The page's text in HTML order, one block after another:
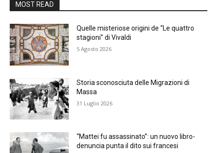
MOST READ
Quelle misteriose origini de “Le quattro
stagioni” di Vivaldi
5 Agosto 2026
Storia sconosciuta delle Migrazioni di
Massa
31 Luglio 2026
“Mattei fu assassinato”: un nuovo libro-
denuncia punta il dito sui francesi